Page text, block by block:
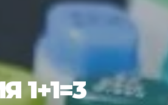
1+1=3